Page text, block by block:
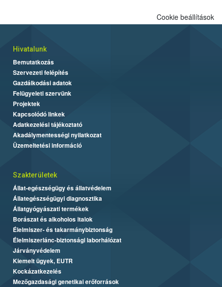
Cookie beállítások
Hivatalunk
Bemutatkozás
Szervezeti felépítés
Gazdálkodási adatok
Felügyeleti szervünk
Projektek
Kapcsolódó linkek
Adatkezelési tájékoztató
Akadálymentességi nyilatkozat
Üzemeltetési információ
Szakterületek
Állat-egészségügy és állatvédelem
Állategészségügyi diagnosztika
Állatgyógyászati termékek
Borászat és alkoholos italok
Élelmiszer- és takarmánybiztonság
Élelmiszerlánc-biztonsági laborhálózat
Járványvédelem
Kiemelt ügyek, EUTR
Kockázatkezelés
Mezőgazdasági genetikai erőforrások